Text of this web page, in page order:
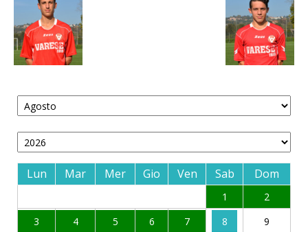
Lun Mar Mer Gio Ven Sab Dom
1
2
3
4 5 6 7 8
9